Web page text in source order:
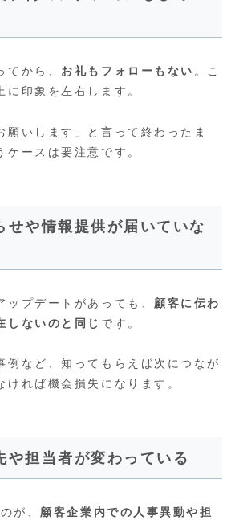
てから、 お礼もフォローもない 。こ
に印象を左右します。
願いします」と言って終わったま
ースは要注意です。
せや情報提供が届いていな
ップデートがあっても、 顧客に伝わ
しないのと同じ です。
例など、知ってもらえば次につなが
ければ機会損失になります。
や担当者が変わっている
が、 顧客企業内での人事異動や担